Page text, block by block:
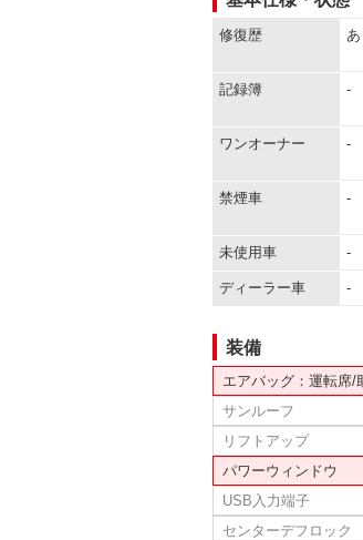
修復歴 あ
記録簿 -
ワンオーナー -
禁煙車 -
未使用車 -
ディーラー車 -
装備
エアバッグ：運転席/
サンルーフ
リフトアップ
パワーウィンドウ
USB入力端子
センターデフロック